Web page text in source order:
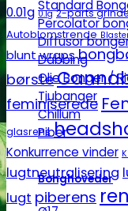
Standard
Percolator
Diffusor
Dabbing
Olie Bonger /
Tjubanger
Chillum
Piber
Bonghoveder
0.01g 0.1g 2-parts
Autoblomstrende
blunt wraps
børste
feminiserede
glasrens
Konkurrence vinder
lugtneutralisering
lugt piberens